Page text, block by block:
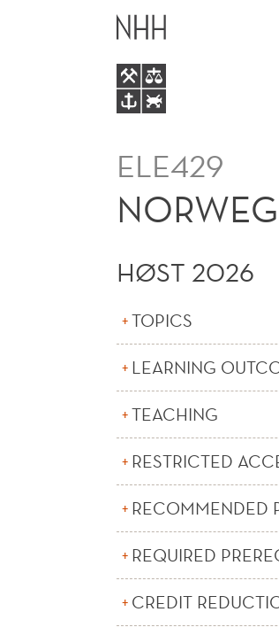
NORWEGIAN
ECONOMY,
HISTORY
POLITICS
ELE429
HØST 2026
TOPICS
LEARNING
TEACHING
RESTRICTED
RECOMMENDED
REQUIRED
CREDIT